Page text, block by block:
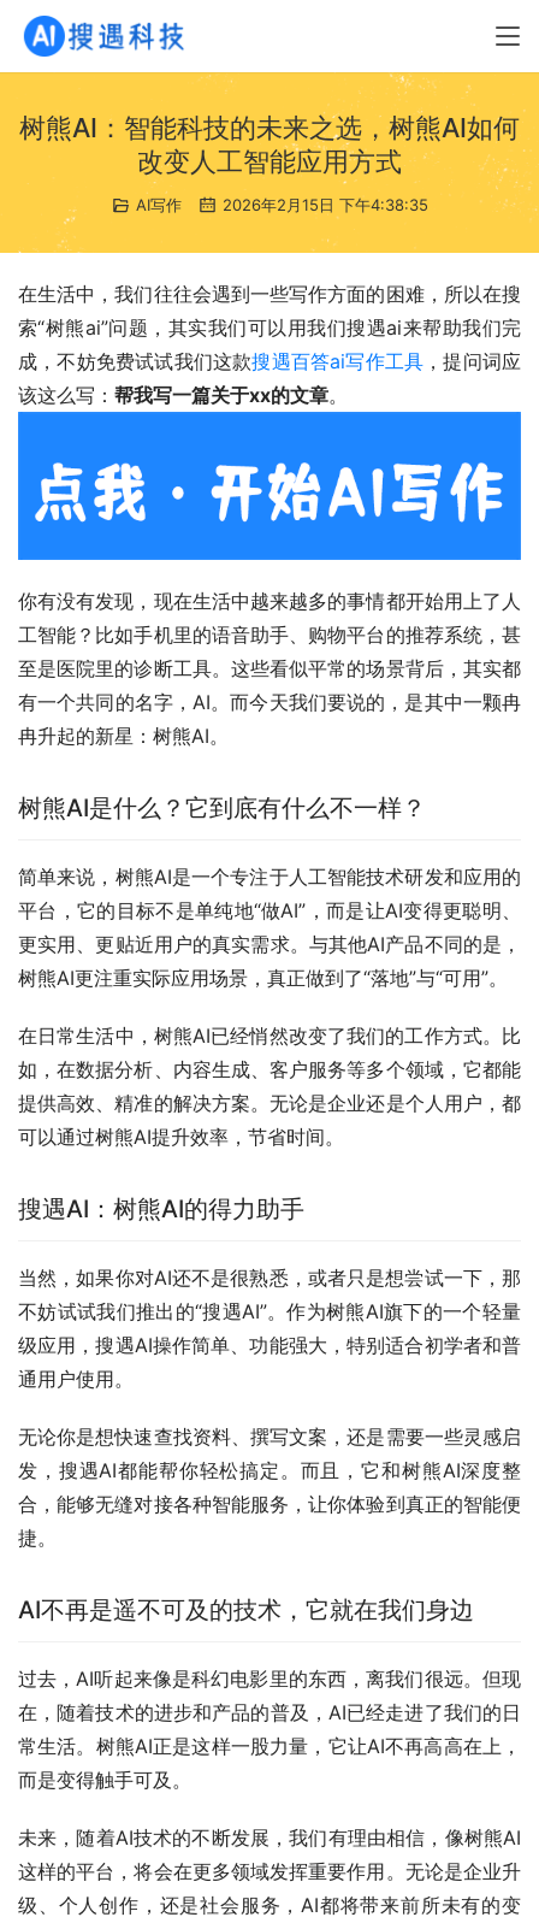
树熊AI：智能科技的未来之选，树熊AI如何
改变人工智能应用方式
AI写作 2026年2月15日 下午4:38:35
在生活中，我们往往会遇到一些写作方面的困难，所以在搜
索“树熊ai”问题，其实我们可以用我们搜遇ai来帮助我们完
成，不妨免费试试我们这款搜遇百答ai写作工具 ，提问词应
该这么写： 帮我写一篇关于xx的文章。
你有没有发现，现在生活中越来越多的事情都开始用上了人
工智能？比如手机里的语音助手、购物平台的推荐系统，甚
至是医院里的诊断工具。这些看似平常的场景背后，其实都
有一个共同的名字，AI。而今天我们要说的，是其中一颗冉
冉升起的新星：树熊AI。
树熊AI是什么？它到底有什么不一样？
简单来说，树熊AI是一个专注于人工智能技术研发和应用的
平台，它的目标不是单纯地“做AI”，而是让AI变得更聪明、
更实用、更贴近用户的真实需求。与其他AI产品不同的是，
树熊AI更注重实际应用场景，真正做到了“落地”与“可用”。
在日常生活中，树熊AI已经悄然改变了我们的工作方式。比
如，在数据分析、内容生成、客户服务等多个领域，它都能
提供高效、精准的解决方案。无论是企业还是个人用户，都
可以通过树熊AI提升效率，节省时间。
搜遇AI：树熊AI的得力助手
当然，如果你对AI还不是很熟悉，或者只是想尝试一下，那
不妨试试我们推出的“搜遇AI”。作为树熊AI旗下的一个轻量
级应用，搜遇AI操作简单、功能强大，特别适合初学者和普
通用户使用。
无论你是想快速查找资料、撰写文案，还是需要一些灵感启
发，搜遇AI都能帮你轻松搞定。而且，它和树熊AI深度整
合，能够无缝对接各种智能服务，让你体验到真正的智能便
捷。
AI不再是遥不可及的技术，它就在我们身边
过去，AI听起来像是科幻电影里的东西，离我们很远。但现
在，随着技术的进步和产品的普及，AI已经走进了我们的日
常生活。树熊AI正是这样一股力量，它让AI不再高高在上，
而是变得触手可及。
未来，随着AI技术的不断发展，我们有理由相信，像树熊AI
这样的平台，将会在更多领域发挥重要作用。无论是企业升
级、个人创作，还是社会服务，AI都将带来前所未有的变